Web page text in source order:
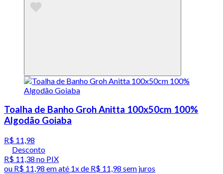
Toalha de Banho Groh Anitta 100x50cm 100%
Algodão Goiaba
R$ 11,98
Desconto
R$ 11,38 no PIX
ou R$ 11,98 em até 1x de R$ 11,98 sem juros